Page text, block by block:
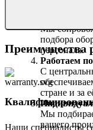
предлагая
Команда
Мы
подбора
персонала.
Работаем
С
стране и за
Мы
вашего
Преимущества
Наши специалисты